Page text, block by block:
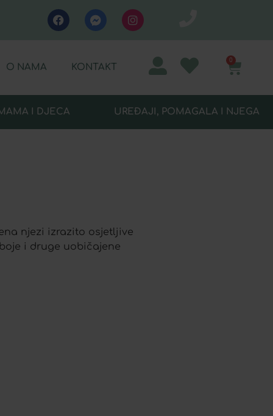
O NAMA KONTAKT
0
I DJECA UREĐAJI, POMAGALA I NJEGA
njezi izrazito osjetljive
i druge uobičajene